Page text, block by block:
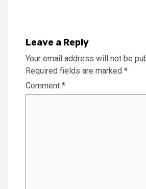
Leave a Reply
Your email address will not be
Required fields are marked *
Comment *